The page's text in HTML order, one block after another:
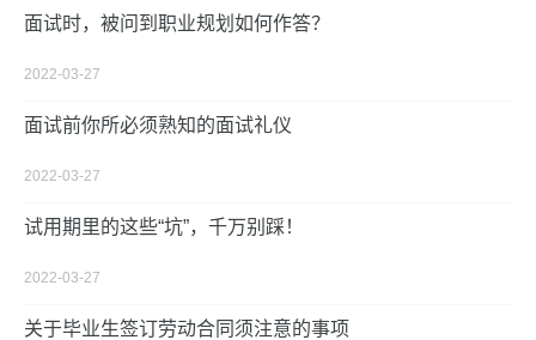
面试时，被问到职业规划如何作答？
2022-03-27
面试前你所必须熟知的面试礼仪
2022-03-27
试用期里的这些“坑”，千万别踩！
2022-03-27
关于毕业生签订劳动合同须注意的事项